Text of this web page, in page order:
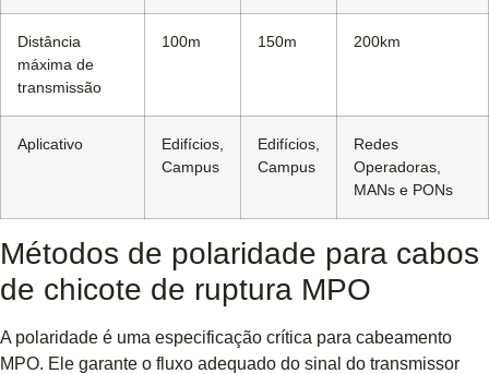
Distância
máxima de
transmissão
100m 150m 200km
Aplicativo
Edifícios,
Campus
Edifícios,
Campus
Redes
Operadoras,
MANs e PONs
Métodos de polaridade para cabos
de chicote de ruptura MPO
A polaridade é uma especificação crítica para cabeamento
MPO. Ele garante o fluxo adequado do sinal do transmissor